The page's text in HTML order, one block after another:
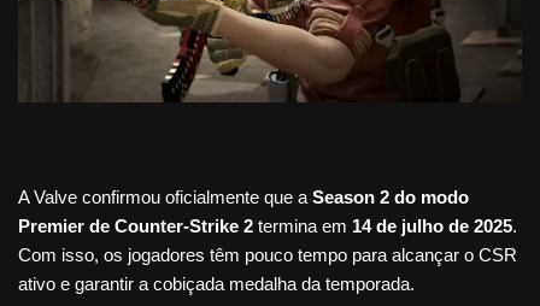
A Valve confirmou oficialmente que a Season 2 do modo
Premier de Counter-Strike 2 termina em 14 de julho de 2025.
Com isso, os jogadores têm pouco tempo para alcançar o CSR
ativo e garantir a cobiçada medalha da temporada.